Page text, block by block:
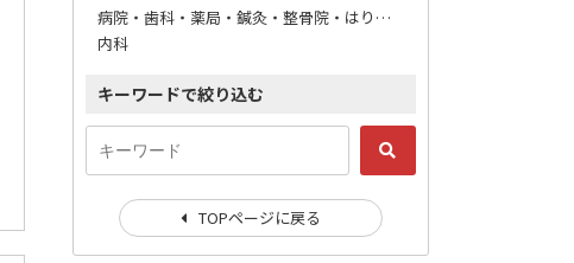
病院・歯科・薬局・鍼灸・整骨院・はりマッサージ / 病院
内科
キーワードで絞り込む
TOPページに戻る